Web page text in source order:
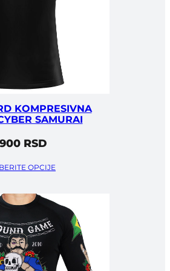
KOMPRESIVNA
SAMURAI
RSD
OPCIJE